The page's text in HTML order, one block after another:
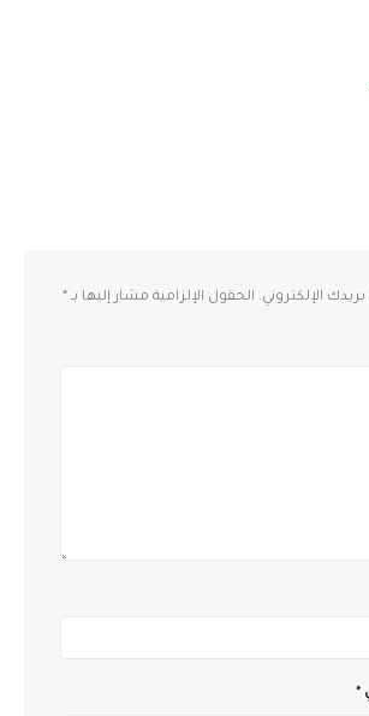
الإلكتروني. الحقول الإلزامية مشار إليها بـ *
*